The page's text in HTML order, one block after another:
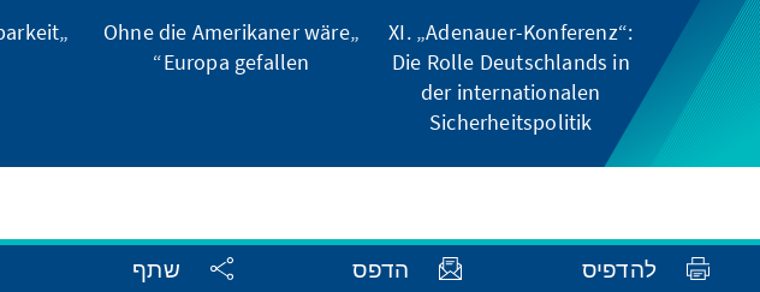
XI. „Adenauer-Konferenz“:
Die Rolle Deutschlands in
der internationalen
Sicherheitspolitik
„Ohne die Amerikaner wäre
Europa gefallen“
„Es fehlt an Sichtbarkeit“
להדפיס הדפס שתף